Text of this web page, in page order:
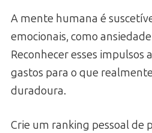
A mente humana é
emocionais, como
Reconhecer esses impulsos
gastos para o que
duradoura.
Crie um ranking pessoal de